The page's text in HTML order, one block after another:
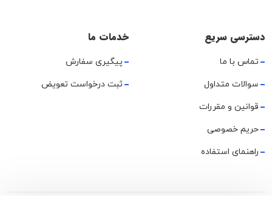
دسترسی سریع
تماس با ما
سوالات متداول
قوانین و مقررات
حریم خصوصی
راهنمای استفاده
خدمات ما
پیگیری سفارش
ثبت درخواست تعویض